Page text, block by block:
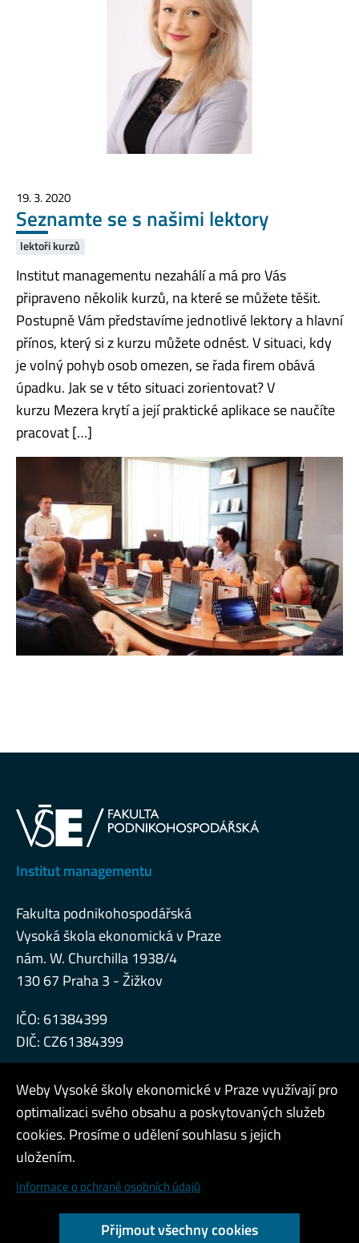
19. 3. 2020
Seznamte se s našimi lektory
lektoři kurzů
Institut managementu nezahálí a má pro Vás
připraveno několik kurzů, na které se můžete těšit.
Postupně Vám představíme jednotlivé lektory a hlavní
přínos, který si z kurzu můžete odnést. V situaci, kdy
je volný pohyb osob omezen, se řada firem obává
úpadku. Jak se v této situaci zorientovat? V
kurzu Mezera krytí a její praktické aplikace se naučíte
pracovat […]
Institut managementu
Fakulta podnikohospodářská
Vysoká škola ekonomická v Praze
nám. W. Churchilla 1938/4
130 67 Praha 3 - Žižkov
IČO: 61384399
DIČ: CZ61384399
Admin
Cookies a ochrana osobních údajů
Přístupnost webu
Weby Vysoké školy ekonomické v Praze využívají pro
optimalizaci svého obsahu a poskytovaných služeb
cookies. Prosíme o udělení souhlasu s jejich
uložením.
Informace o ochraně osobních údajů
Přijmout všechny cookies